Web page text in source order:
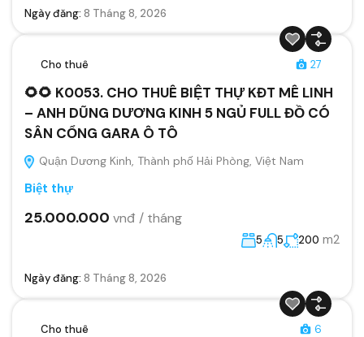
Ngày đăng: 8 Tháng 8, 2026
Cho thuê 27
🌻🌻 K0053. CHO THUÊ BIỆT THỰ KĐT MÊ LINH
– ANH DŨNG DƯƠNG KINH 5 NGỦ FULL ĐỒ CÓ
SÂN CỔNG GARA Ô TÔ
Quận Dương Kinh, Thành phố Hải Phòng, Việt Nam
Biệt thự
25.000.000 vnđ / tháng
5 5 200 m2
Ngày đăng: 8 Tháng 8, 2026
Cho thuê 6